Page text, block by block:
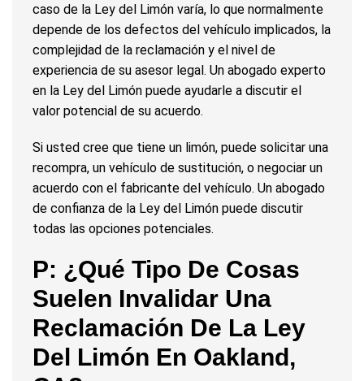
caso de la Ley del Limón varía, lo que normalmente
depende de los defectos del vehículo implicados, la
complejidad de la reclamación y el nivel de
experiencia de su asesor legal. Un abogado experto
en la Ley del Limón puede ayudarle a discutir el
valor potencial de su acuerdo.
Si usted cree que tiene un limón, puede solicitar una
recompra, un vehículo de sustitución, o negociar un
acuerdo con el fabricante del vehículo. Un abogado
de confianza de la Ley del Limón puede discutir
todas las opciones potenciales.
P: ¿Qué Tipo De Cosas
Suelen Invalidar Una
Reclamación De La Ley
Del Limón En Oakland,